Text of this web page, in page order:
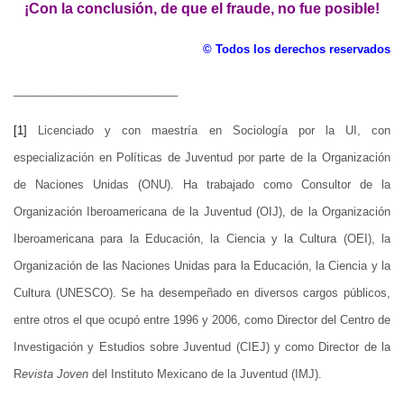
¡Con la conclusión, de que el fraude, no fue posible!
© Todos los derechos reservados
[1]
Licenciado y con maestría en Sociología por la UI, con
especialización en Políticas de Juventud por parte de la Organización
de Naciones Unidas (ONU). Ha trabajado como Consultor de la
Organización Iberoamericana de la Juventud (OIJ), de la Organización
Iberoamericana para la Educación, la Ciencia y la Cultura (OEI), la
Organización de las Naciones Unidas para la Educación, la Ciencia y la
Cultura (UNESCO). Se ha desempeñado en diversos cargos públicos,
entre otros el que ocupó entre 1996 y 2006, como Director del Centro de
Investigación y Estudios sobre Juventud (CIEJ) y como Director de la
Revista Joven del Instituto Mexicano de la Juventud (IMJ).